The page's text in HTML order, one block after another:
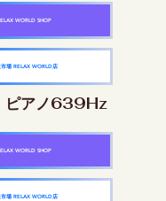
WORLD SHOP
市場 RELAX WORLD店
ピアノ639Hz
WORLD SHOP
市場 RELAX WORLD店